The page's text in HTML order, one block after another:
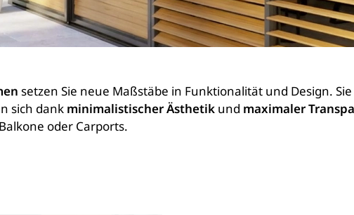
setzen Sie neue Maßstäbe in Funktionalität und Design.
sich dank minimalistischer Ästhetik und maximaler
oder Carports.